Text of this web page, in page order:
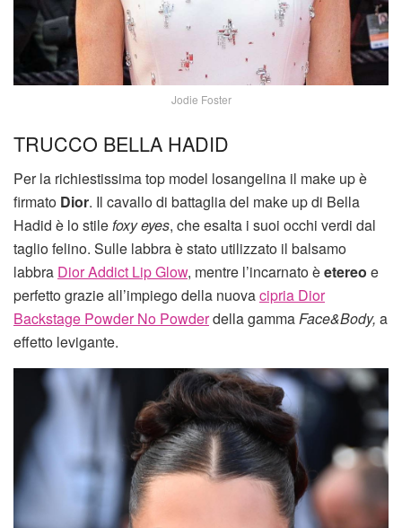
Jodie Foster
TRUCCO BELLA HADID
Per la richiestissima top model losangelina il make up è
firmato Dior. Il cavallo di battaglia del make up di Bella
Hadid è lo stilefoxy eyes, che esalta i suoi occhi verdi dal
taglio felino. Sulle labbra è stato utilizzato il balsamo
labbra Dior Addict Lip Glow, mentre l’incarnato èetereo e
perfetto grazie all’impiego della nuovacipria Dior
Backstage Powder No Powderdella gammaFace&Body, a
effetto levigante.